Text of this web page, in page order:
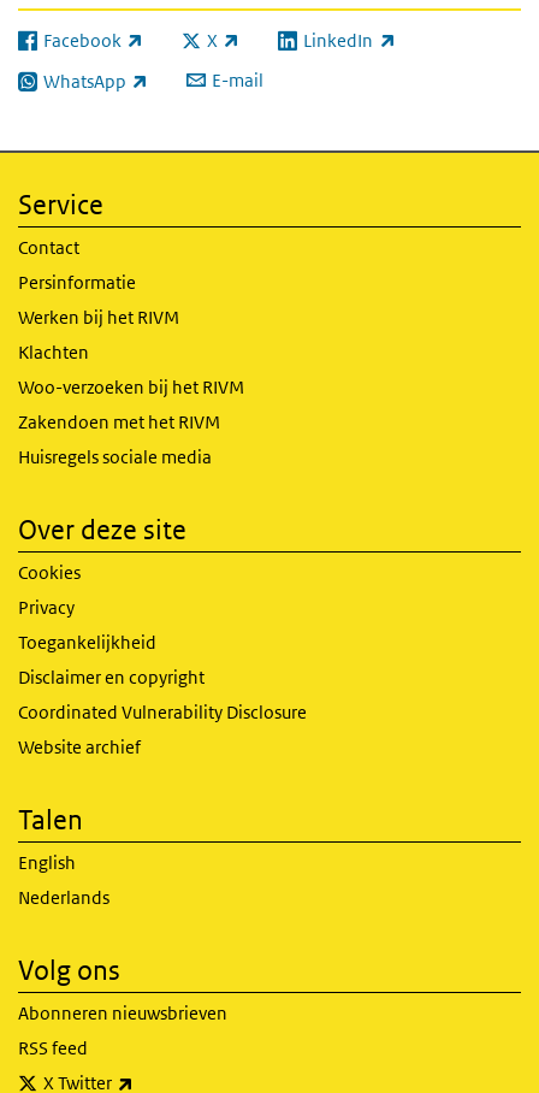
Facebook
(externe link) X
(externe link) LinkedIn
(externe link)
WhatsApp
(externe link) E-mail
Service
Contact
Persinformatie
Werken bij het RIVM
Klachten
Woo-verzoeken bij het RIVM
Zakendoen met het RIVM
Huisregels sociale media
Over deze site
Cookies
Privacy
Toegankelijkheid
Disclaimer en copyright
Coordinated Vulnerability Disclosure
Website archief
Talen
English
Nederlands
Volg ons
Abonneren nieuwsbrieven
RSS feed
X Twitter